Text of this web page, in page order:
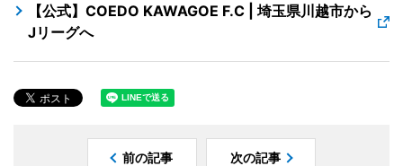
【公式】COEDO KAWAGOE F.C | 埼玉県川越市から
Jリーグへ
前の記事 次の記事